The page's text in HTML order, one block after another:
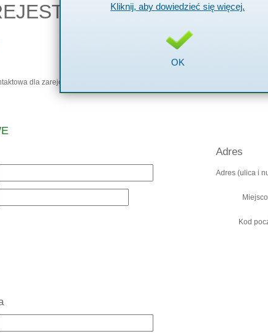
W BAZIE
dla zarejestrowanej firmy
Adres
Adres (ulica i
Kod
Kliknij, aby dowiedzieć się więcej.
OK